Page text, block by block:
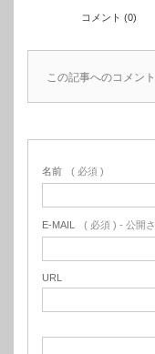
コメント (0)
この記事へのコメン
名前 ( 必須 )
E-MAIL ( 必須 ) - 公開
URL